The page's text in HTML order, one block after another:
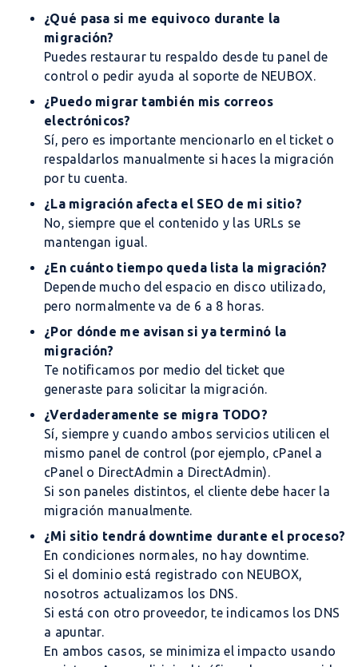
¿Qué pasa si me equivoco durante la
migración?
Puedes restaurar tu respaldo desde tu panel de
control o pedir ayuda al soporte de NEUBOX.
¿Puedo migrar también mis correos
electrónicos?
Sí, pero es importante mencionarlo en el ticket o
respaldarlos manualmente si haces la migración
por tu cuenta.
¿La migración afecta el SEO de mi sitio?
No, siempre que el contenido y las URLs se
mantengan igual.
¿En cuánto tiempo queda lista la migración?
Depende mucho del espacio en disco utilizado,
pero normalmente va de 6 a 8 horas.
¿Por dónde me avisan si ya terminó la
migración?
Te notificamos por medio del ticket que
generaste para solicitar la migración.
¿Verdaderamente se migra TODO?
Sí, siempre y cuando ambos servicios utilicen el
mismo panel de control (por ejemplo, cPanel a
cPanel o DirectAdmin a DirectAdmin).
Si son paneles distintos, el cliente debe hacer la
migración manualmente.
¿Mi sitio tendrá downtime durante el proceso?
En condiciones normales, no hay downtime.
Si el dominio está registrado con NEUBOX,
nosotros actualizamos los DNS.
Si está con otro proveedor, te indicamos los DNS
a apuntar.
En ambos casos, se minimiza el impacto usando